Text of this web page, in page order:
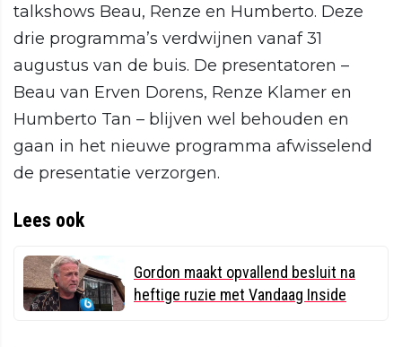
talkshows Beau, Renze en Humberto. Deze
drie programma’s verdwijnen vanaf 31
augustus van de buis. De presentatoren –
Beau van Erven Dorens, Renze Klamer en
Humberto Tan – blijven wel behouden en
gaan in het nieuwe programma afwisselend
de presentatie verzorgen.
Lees ook
Gordon maakt opvallend besluit na
heftige ruzie met Vandaag Inside